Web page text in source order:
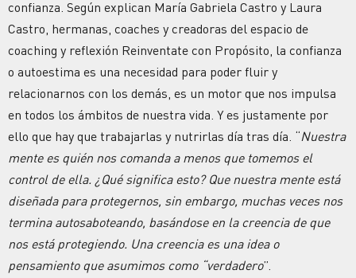
confianza. Según explican María Gabriela Castro y Laura
Castro, hermanas, coaches y creadoras del espacio de
coaching y reflexión Reinventate con Propósito, la confianza
o autoestima es una necesidad para poder fluir y
relacionarnos con los demás, es un motor que nos impulsa
en todos los ámbitos de nuestra vida. Y es justamente por
ello que hay que trabajarlas y nutrirlas día tras día. “Nuestra
mente es quién nos comanda a menos que tomemos el
control de ella. ¿Qué significa esto? Que nuestra mente está
diseñada para protegernos, sin embargo, muchas veces nos
termina autosaboteando, basándose en la creencia de que
nos está protegiendo. Una creencia es una idea o
pensamiento que asumimos como “verdadero”.